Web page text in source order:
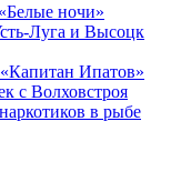
ночи»
Луга и Высоцк
Ипатов»
с Волховстроя
в рыбе